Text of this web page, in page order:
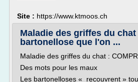
Site : https://www.ktmoos.ch
Maladie des griffes du
bartonellose que l'on ...
Maladie des griffes du chat :
Des mots pour les maux
Les bartonelloses « recouvrent »